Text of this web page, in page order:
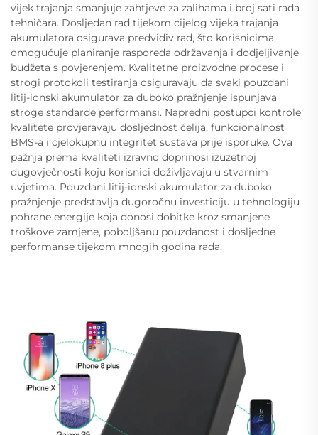
vijek trajanja smanjuje zahtjeve za zalihama i broj sati rada
tehničara. Dosljedan rad tijekom cijelog vijeka trajanja
akumulatora osigurava predvidiv rad, što korisnicima
omogućuje planiranje rasporeda održavanja i dodjeljivanje
budžeta s povjerenjem. Kvalitetne proizvodne procese i
strogi protokoli testiranja osiguravaju da svaki pouzdani
litij-ionski akumulator za duboko pražnjenje ispunjava
stroge standarde performansi. Napredni postupci kontrole
kvalitete provjeravaju dosljednost ćelija, funkcionalnost
BMS-a i cjelokupnu integritet sustava prije isporuke. Ova
pažnja prema kvaliteti izravno doprinosi izuzetnoj
dugovječnosti koju korisnici doživljavaju u stvarnim
uvjetima. Pouzdani litij-ionski akumulator za duboko
pražnjenje predstavlja dugoročnu investiciju u tehnologiju
pohrane energije koja donosi dobitke kroz smanjene
troškove zamjene, poboljšanu pouzdanost i dosljedne
performanse tijekom mnogih godina rada.